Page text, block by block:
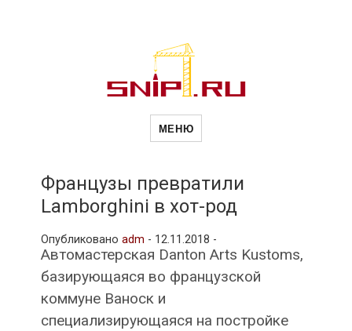
Новости
и
МЕНЮ
Французы превратили
Lamborghini в хот-род
Опубликовано adm - 12.11.2018 -
Автомастерская Danton Arts Kustoms,
базирующаяся во французской
коммуне Ваноск и
специализирующаяся на постройке